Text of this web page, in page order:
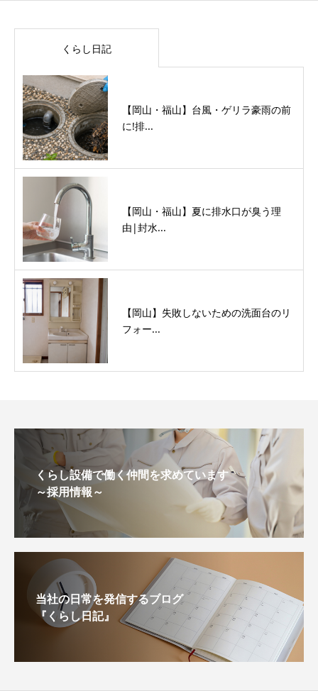
くらし日記
【岡山・福山】台風・ゲリラ豪雨の前
に!排...
【岡山・福山】夏に排水口が臭う理
由|封水...
【岡山】失敗しないための洗面台のリ
フォー...
くらし設備で働く仲間を求めています
～採用情報～
当社の日常を発信するブログ
『くらし日記』